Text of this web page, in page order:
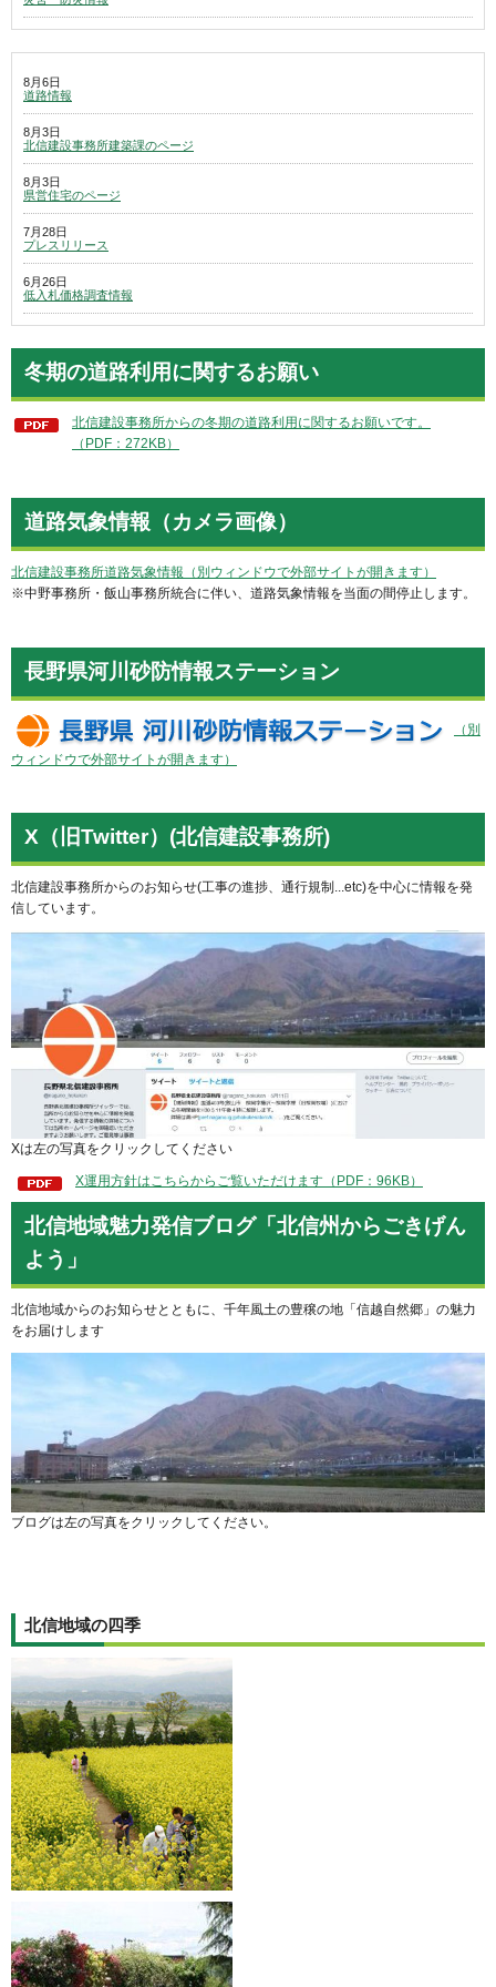
8月6日
道路情報
8月3日
北信建設事務所建築課のページ
8月3日
県営住宅のページ
7月28日
プレスリリース
6月26日
低入札価格調査情報
冬期の道路利用に関するお願い
北信建設事務所からの冬期の道路利用に関するお願いです。
（PDF：272KB）
道路気象情報（カメラ画像）
北信建設事務所道路気象情報（別ウィンドウで外部サイトが開きます）
※中野事務所・飯山事務所統合に伴い、道路気象情報を当面の間停止します。
長野県河川砂防情報ステーション
（別
ウィンドウで外部サイトが開きます）
X（旧Twitter）(北信建設事務所)
北信建設事務所からのお知らせ(工事の進捗、通行規制...etc)を中心に情報を発
信しています。
Xは左の写真をクリックしてください
X運用方針はこちらからご覧いただけます（PDF：96KB）
北信地域魅力発信ブログ「北信州からごきげん
よう」
北信地域からのお知らせとともに、千年風土の豊穣の地「信越自然郷」の魅力
をお届けします
ブログは左の写真をクリックしてください。
北信地域の四季